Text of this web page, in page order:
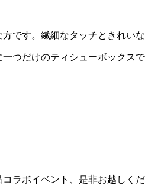
です。繊細なタッチときれい
つだけのティシューボックスで
コラボイベント、是非お越しく